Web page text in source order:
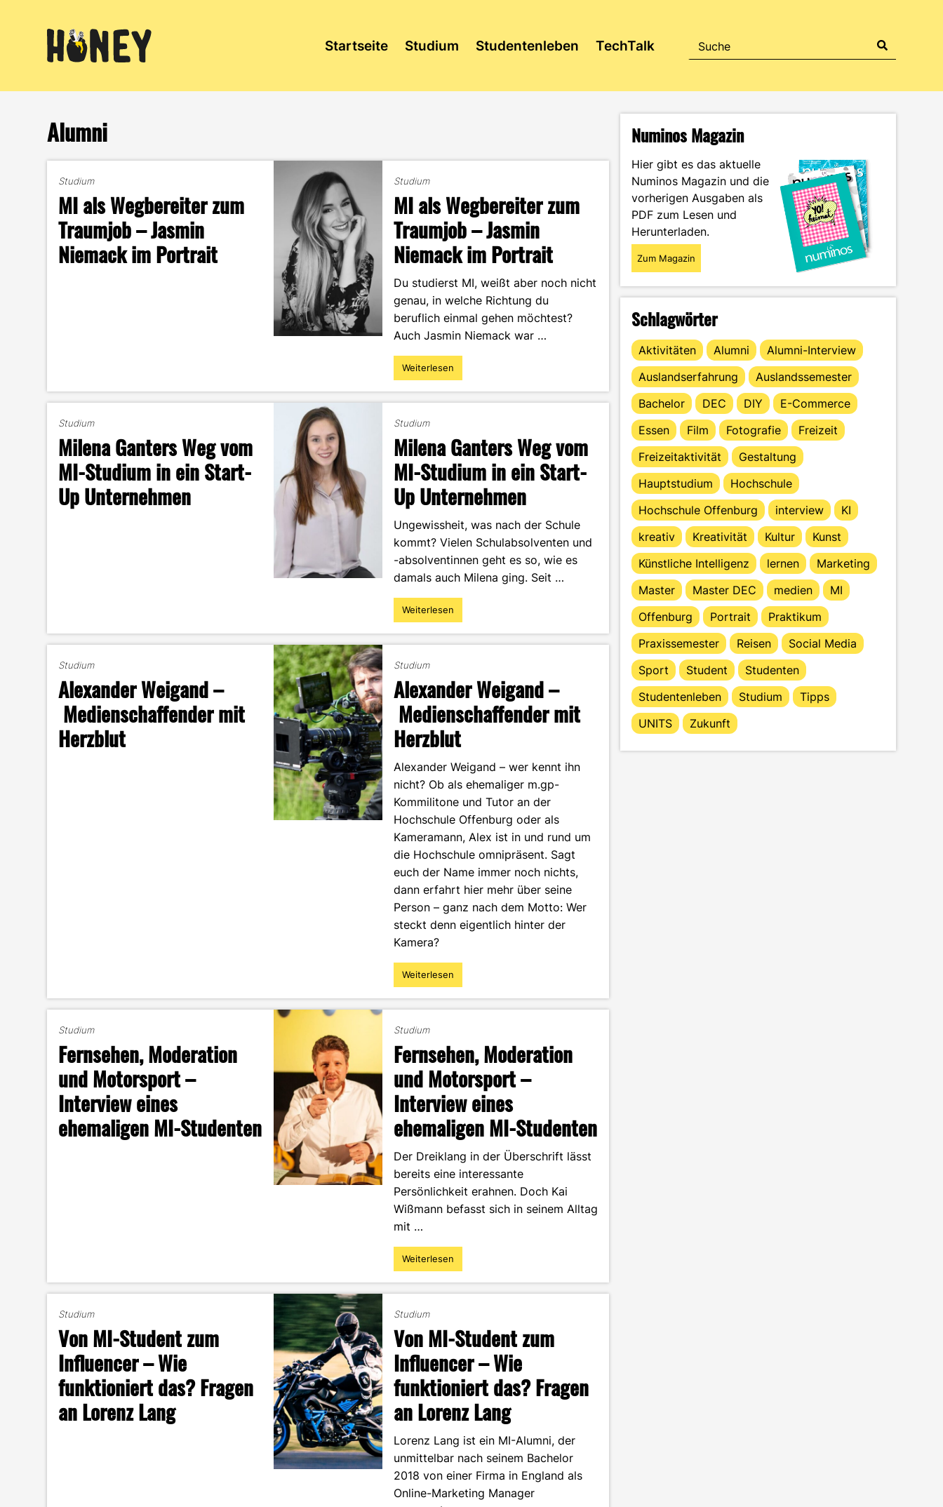
Startseite Studium Studentenleben TechTalk
Alumni
Studium
MI als Wegbereiter zum
Traumjob – Jasmin
Niemack im Portrait
Studium
MI als Wegbereiter zum
Traumjob – Jasmin
Niemack im Portrait
Du studierst MI, weißt aber noch nicht
genau, in welche Richtung du
beruflich einmal gehen möchtest?
Auch Jasmin Niemack war …
"MI
als
Traumjob
–
Jasmin
Niemack
im
Portrait"
Weiterlesen
Studium
Milena Ganters Weg vom
MI-Studium in ein Start-
Up Unternehmen
Studium
Milena Ganters Weg vom
MI-Studium in ein Start-
Up Unternehmen
Ungewissheit, was nach der Schule
kommt? Vielen Schulabsolventen und
-absolventinnen geht es so, wie es
damals auch Milena ging. Seit …
"Milena
Ganters
MI-
Studium
in
ein
Start-
Up
Weiterlesen
Studium
Alexander Weigand –
Medienschaffender mit
Herzblut
Studium
Alexander Weigand –
Medienschaffender mit
Herzblut
Alexander Weigand – wer kennt ihn
nicht? Ob als ehemaliger m.gp-
Kommilitone und Tutor an der
Hochschule Offenburg oder als
Kameramann, Alex ist in und rund um
die Hochschule omnipräsent. Sagt
euch der Name immer noch nichts,
dann erfahrt hier mehr über seine
Person – ganz nach dem Motto: Wer
steckt denn eigentlich hinter der
Kamera?
"Alexander
Weigand
mit
Herzblut"
Weiterlesen
Studium
Fernsehen, Moderation
und Motorsport –
Interview eines
ehemaligen MI-Studenten
Studium
Fernsehen, Moderation
und Motorsport –
Interview eines
ehemaligen MI-Studenten
Der Dreiklang in der Überschrift lässt
bereits eine interessante
Persönlichkeit erahnen. Doch Kai
Wißmann befasst sich in seinem Alltag
mit …
"Fernsehen,
Moderation
–
Interview
eines
ehemaligen
Studenten"
Weiterlesen
Studium
Von MI-Student zum
Influencer – Wie
funktioniert das? Fragen
an Lorenz Lang
Studium
Von MI-Student zum
Influencer – Wie
funktioniert das? Fragen
an Lorenz Lang
Lorenz Lang ist ein MI-Alumni, der
unmittelbar nach seinem Bachelor
2018 von einer Firma in England als
Online-Marketing Manager
Numinos Magazin
Hier gibt es das aktuelle
Numinos Magazin und die
vorherigen Ausgaben als
PDF zum Lesen und
Herunterladen.
Zum Magazin
Schlagwörter
Aktivitäten Alumni
Alumni-Interview
Auslandserfahrung
Auslandssemester
Bachelor
DEC DIY
E-Commerce
Essen
Film Fotografie
Freizeit
Freizeitaktivität
Gestaltung
Hauptstudium
Hochschule
Hochschule Offenburg
interview
KI
kreativ
Kreativität Kultur
Kunst
Künstliche Intelligenz
lernen
Marketing
Master
Master DEC medien
MI
Offenburg
Portrait
Praktikum
Praxissemester
Reisen
Social Media
Sport
Student
Studenten
Studentenleben
Studium
Tipps
UNITS
Zukunft